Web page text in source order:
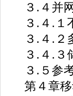
３.４并网
３.４.１不
３.４.２多
３.４.３储
３.５参考
第４章移